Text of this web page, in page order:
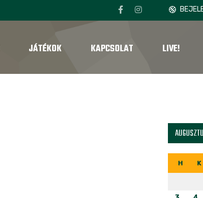
JÁTÉKOK KAPCSOLAT LIVE!
H K